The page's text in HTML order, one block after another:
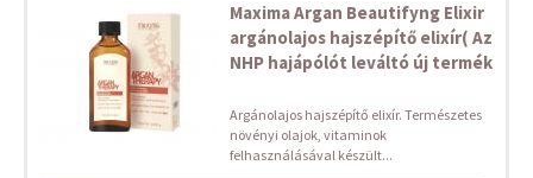
Maxima Argan Beautifyng Elixir
argánolajos hajszépítő elixír( Az
NHP hajápólót leváltó új termék
Argánolajos hajszépítő elixír. Természetes
növényi olajok, vitaminok
felhasználásával készült...